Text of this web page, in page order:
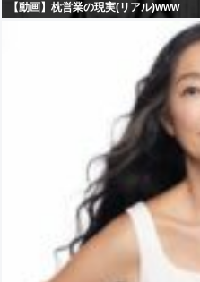
【動画】枕営業の現実(リアル)www